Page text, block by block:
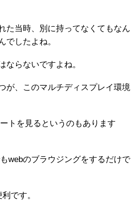
た当時、別に持ってなくてもなん
でしたよね。
ならないですよね。
が、このマルチディスプレイ環境
トを見るというのもあります
webのブラウジングをするだけで
です。